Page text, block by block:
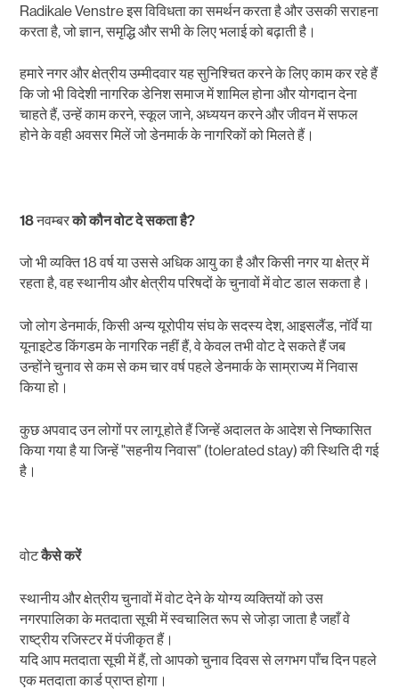
Radikale Venstre इस विविधता का समर्थन करता है और उसकी सराहना
करता है, जो ज्ञान, समृद्धि और सभी के लिए भलाई को बढ़ाती है।
हमारे नगर और क्षेत्रीय उम्मीदवार यह सुनिश्चित करने के लिए काम कर रहे हैं
कि जो भी विदेशी नागरिक डेनिश समाज में शामिल होना और योगदान देना
चाहते हैं, उन्हें काम करने, स्कूल जाने, अध्ययन करने और जीवन में सफल
होने के वही अवसर मिलें जो डेनमार्क के नागरिकों को मिलते हैं।
18नवम्बरकोकौनवोटदेसकताहै?
जो भी व्यक्ति 18 वर्ष या उससे अधिक आयु का है और किसी नगर या क्षेत्र में
रहता है, वह स्थानीय और क्षेत्रीय परिषदों के चुनावों में वोट डाल सकता है।
जो लोग डेनमार्क, किसी अन्य यूरोपीय संघ के सदस्य देश, आइसलैंड, नॉर्वे या
यूनाइटेड किंगडम के नागरिक नहीं हैं, वे केवल तभी वोट दे सकते हैं जब
उन्होंने चुनाव से कम से कम चार वर्ष पहले डेनमार्क के साम्राज्य में निवास
किया हो।
कुछ अपवाद उन लोगों पर लागू होते हैं जिन्हें अदालत के आदेश से निष्कासित
किया गया है या जिन्हें "सहनीय निवास" (tolerated stay) की स्थिति दी गई
है।
वोटकैसेकरें
स्थानीय और क्षेत्रीय चुनावों में वोट देने के योग्य व्यक्तियों को उस
नगरपालिका के मतदाता सूची में स्वचालित रूप से जोड़ा जाता है जहाँ वे
राष्ट्रीय रजिस्टर में पंजीकृत हैं।
यदि आप मतदाता सूची में हैं, तो आपको चुनाव दिवस से लगभग पाँच दिन पहले
एक मतदाता कार्ड प्राप्त होगा।